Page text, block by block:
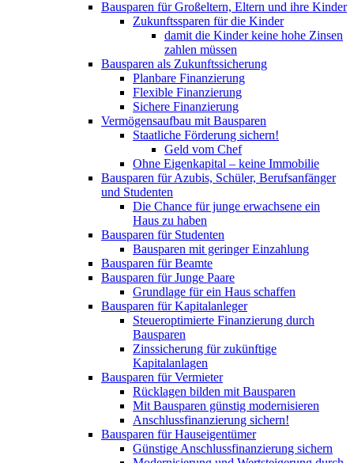
Bausparen für Großeltern, Eltern und ihre Kinder
Zukunftssparen für die Kinder
damit die Kinder keine hohe Zinsen
zahlen müssen
Bausparen als Zukunftssicherung​​
Planbare Finanzierung
Flexible Finanzierung
Sichere Finanzierung
Vermögensaufbau mit Bausparen
Staatliche Förderung sichern!
Geld vom Chef
Ohne Eigenkapital – keine Immobilie
Bausparen für Azubis, Schüler, Berufsanfänger
und Studenten
Die Chance für junge erwachsene ein
Haus zu haben
Bausparen für Studenten
Bausparen mit geringer Einzahlung
Bausparen für Beamte
Bausparen für Junge Paare
Grundlage für ein Haus schaffen
Bausparen für Kapitalanleger
Steueroptimierte Finanzierung durch
Bausparen
Zinssicherung für zukünftige
Kapitalanlagen
Bausparen für Vermieter
Rücklagen bilden mit Bausparen
Mit Bausparen günstig modernisieren
Anschlussfinanzierung sichern!
Bausparen für Hauseigentümer
Günstige Anschlussfinanzierung sichern